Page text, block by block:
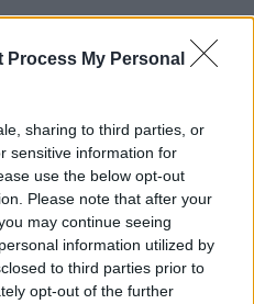
Process My Personal
sharing to third parties, or
sensitive information for
use the below opt-out
Please note that after your
may continue seeing
information utilized by
to third parties prior to
opt-out of the further